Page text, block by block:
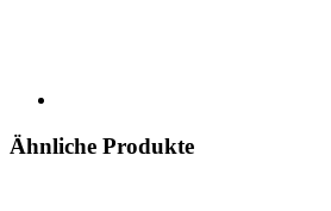
Ähnliche Produkte